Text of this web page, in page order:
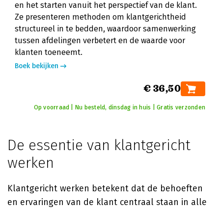
en het starten vanuit het perspectief van de klant.
Ze presenteren methoden om klantgerichtheid
structureel in te bedden, waardoor samenwerking
tussen afdelingen verbetert en de waarde voor
klanten toeneemt.
Boek bekijken
€ 36,50
Op voorraad | Nu besteld, dinsdag in huis | Gratis verzonden
De essentie van klantgericht
werken
Klantgericht werken betekent dat de behoeften
en ervaringen van de klant centraal staan in alle